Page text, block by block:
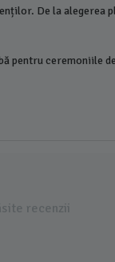
De la alegerea
pentru ceremoniile
recenzii